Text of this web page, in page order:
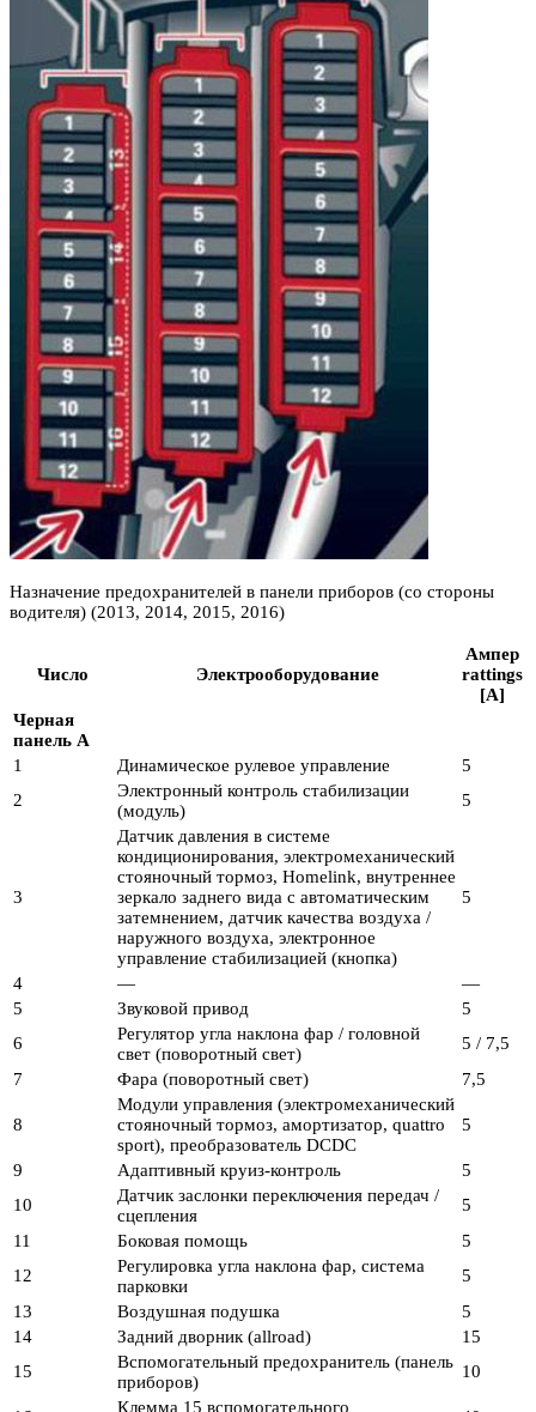
Назначение предохранителей в панели приборов (со стороны
водителя) (2013, 2014, 2015, 2016)
Число Электрооборудование
Ампер
rattings
[A]
Черная
панель A
1
Динамическое рулевое управление
5
2
Электронный контроль стабилизации
(модуль)
5
3
Датчик давления в системе
кондиционирования, электромеханический
стояночный тормоз, Homelink, внутреннее
зеркало заднего вида с автоматическим
затемнением, датчик качества воздуха /
наружного воздуха, электронное
управление стабилизацией (кнопка)
5
4 —
—
5
Звуковой привод
5
6
Регулятор угла наклона фар / головной
свет (поворотный свет)
5 / 7,5
7
Фара (поворотный свет) 7,5
8
Модули управления (электромеханический
стояночный тормоз, амортизатор, quattro
sport), преобразователь DCDC
5
9 Адаптивный круиз-контроль
5
10
Датчик заслонки переключения передач /
сцепления
5
11
Боковая помощь
5
12
Регулировка угла наклона фар, система
парковки
5
13
Воздушная подушка
5
14
Задний дворник (allroad)
15
15
Вспомогательный предохранитель (панель
приборов)
10
Клемма 15 вспомогательного